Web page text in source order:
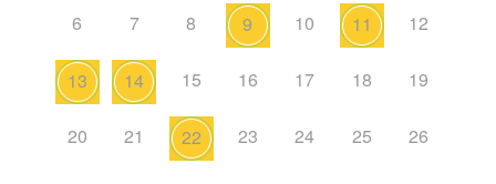
6 7 8 9 10 11 12
13 14 15 16 17 18 19
20 21 22 23 24 25 26